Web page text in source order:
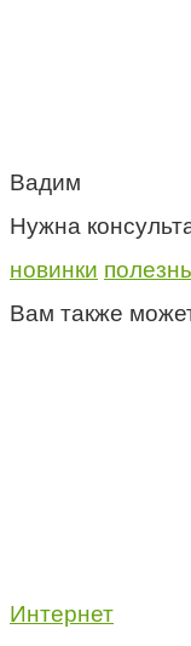
Вадим
Нужна
новинки
Вам также
Интернет